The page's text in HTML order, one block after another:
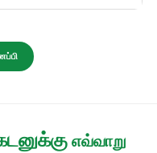
எவ்வாறு